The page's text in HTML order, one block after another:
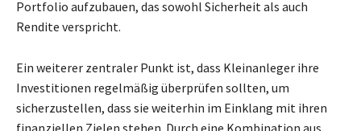
Portfolio aufzubauen, das sowohl Sicherheit als auch
Rendite verspricht.
Ein weiterer zentraler Punkt ist, dass Kleinanleger ihre
Investitionen regelmäßig überprüfen sollten, um
sicherzustellen, dass sie weiterhin im Einklang mit ihren
finanziellen Zielen stehen. Durch eine Kombination aus